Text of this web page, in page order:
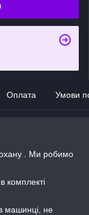
Оплата Умови
. Ми робимо
комплекті
машинці, не